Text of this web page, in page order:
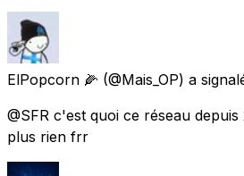
ElPopcorn 🌽 (@Mais_OP) a
@SFR c'est quoi ce réseau
plus rien frr